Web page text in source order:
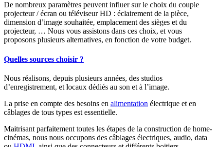
De nombreux paramètres peuvent influer sur le choix du couple
projecteur / écran ou téléviseur HD : éclairement de la pièce,
dimension d’image souhaitée, emplacement des sièges et du
projecteur, … Nous vous assistons dans ces choix, et vous
proposons plusieurs alternatives, en fonction de votre budget.
Quelles sources choisir ?
Nous réalisons, depuis plusieurs années, des studios
d’enregistrement, et locaux dédiés au son et à l’image.
La prise en compte des besoins en alimentation électrique et en
câblages de tous types est essentielle.
Maitrisant parfaitement toutes les étapes de la construction de home-
cinémas, nous nous occupons des câblages électriques, audio, data